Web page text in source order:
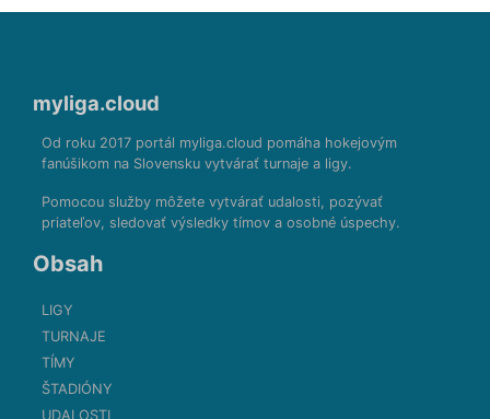
myliga.cloud
Od roku 2017 portál myliga.cloud pomáha hokejovým
fanúšikom na Slovensku vytvárať turnaje a ligy.
Pomocou služby môžete vytvárať udalosti, pozývať
priateľov, sledovať výsledky tímov a osobné úspechy.
Obsah
LIGY
TURNAJE
TÍMY
ŠTADIÓNY
UDALOSTI